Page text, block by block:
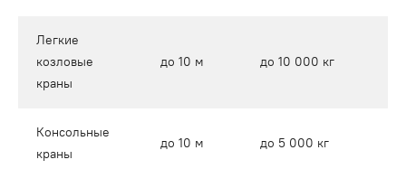
Легкие
козловые
краны
до 10 м до 10 000 кг
Консольные
краны
до 10 м до 5 000 кг